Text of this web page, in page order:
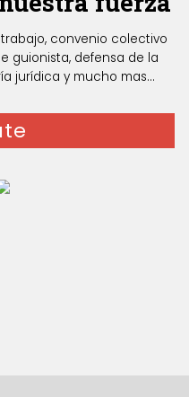
convenio colectivo
guionista, defensa de la
jurídica y mucho mas...